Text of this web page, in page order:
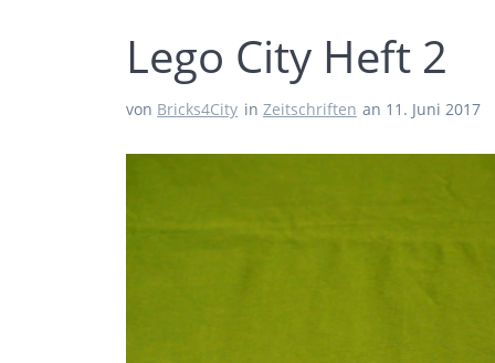
Lego City Heft 2
von Bricks4City in Zeitschriften an 11. Juni 2017